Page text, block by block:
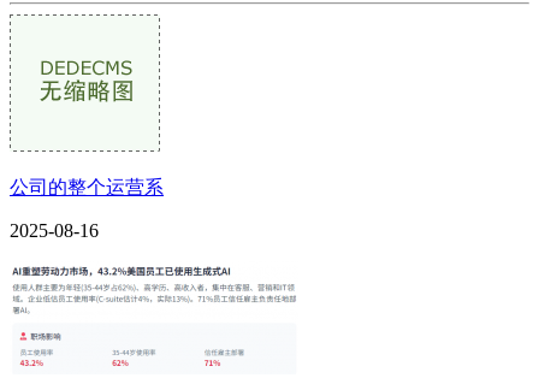
公司的整个运营系
2025-08-16